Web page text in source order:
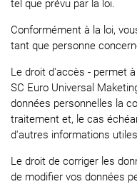
tel que prévu par la loi.
Conformément à la loi,
tant que personne
Le droit d'accès - permet
SC Euro Universal
données personnelles la
traitement et, le cas
d'autres informations
Le droit de corriger les
de modifier vos données